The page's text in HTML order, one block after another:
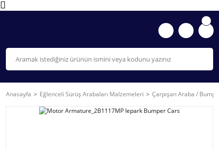
Anasayfa Eğlenceli Sürüş Arabaları Malzemeleri Çarpışan Araba /